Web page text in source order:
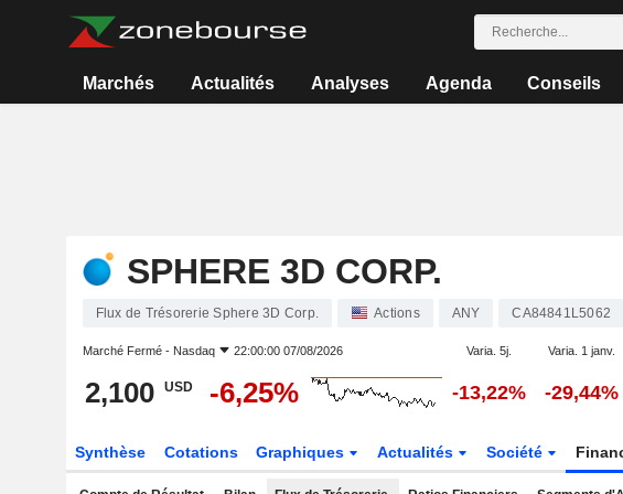
Marchés Actualités Analyses Agenda Conseils
SPHERE 3D CORP.
Flux de Trésorerie Sphere 3D Corp. Actions ANY CA84841L5062
Marché Fermé - Nasdaq 22:00:00 07/08/2026 Varia. 5j. Varia. 1 janv.
2,100 USD -6,25% -13,22% -29,44%
Synthèse Cotations Graphiques Actualités Société